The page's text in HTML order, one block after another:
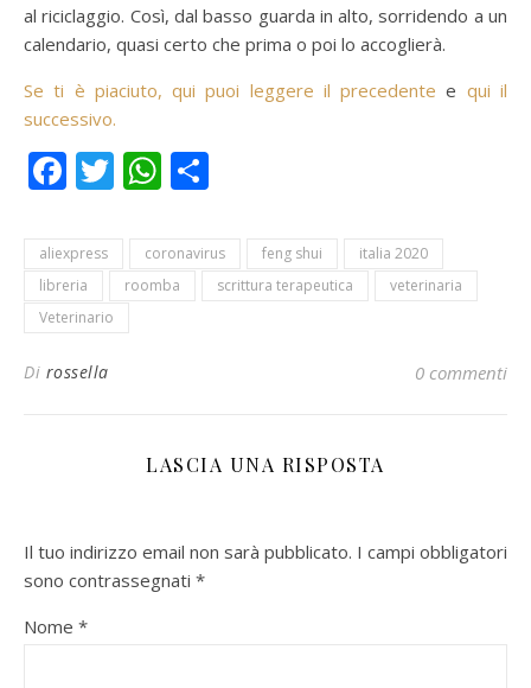
al riciclaggio. Così, dal basso guarda in alto, sorridendo a un
calendario, quasi certo che prima o poi lo accoglierà.
Se ti è piaciuto, qui puoi leggere il precedente e qui il
successivo.
Facebook
TwitterWhatsApp
aliexpress coronavirus feng shui
italia 2020
libreria
roomba scrittura terapeutica
veterinaria
Veterinario
Di rossella 0 commenti
LASCIA UNA RISPOSTA
Il tuo indirizzo email non sarà pubblicato. I campi obbligatori
sono contrassegnati *
Nome *